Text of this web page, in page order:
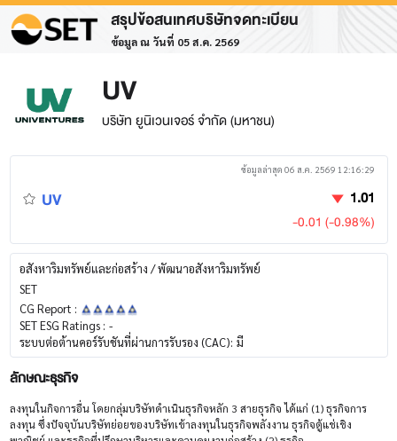
สรุปข้อสนเทศบริษัทจดทะเบียน
ข้อมูล ณ วันที่ 05 ส.ค. 2569
UV
บริษัท ยูนิเวนเจอร์ จำกัด (มหาชน)
ข้อมูลล่าสุด 06 ส.ค. 2569 12:16:29
UV 1.01
-0.01 (-0.98%)
อสังหาริมทรัพย์และก่อสร้าง / พัฒนาอสังหาริมทรัพย์
SET
CG Report :
SET ESG Ratings : -
ระบบต่อต้านคอร์รับชันที่ผ่านการรับรอง (CAC): มี
ลักษณะธุรกิจ
ลงทุนในกิจการอื่น โดยกลุ่มบริษัทดำเนินธุรกิจหลัก 3 สายธุรกิจ ได้แก่ (1) ธุรกิจการ
ลงทุน ซึ่งปัจจุบันบริษัทย่อยของบริษัทเข้าลงทุนในธุรกิจพลังงาน ธุรกิจตู้แช่เชิง